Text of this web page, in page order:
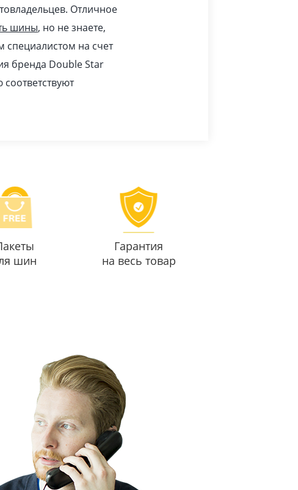
Отличное
шины, но не знаете,
специалистом на счет
бренда Double Star
шин
Гарантия
на весь товар